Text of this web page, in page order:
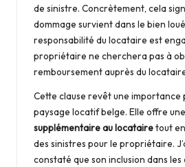
de sinistre. Concrètement, cela
dommage survient dans le bien
responsabilité du locataire est
propriétaire ne cherchera pas à
remboursement auprès du
Cette clause revêt une importance
paysage locatif belge. Elle offre une
supplémentaire au locatairetout
des sinistres pour le propriétaire.
constaté que son inclusion dans les